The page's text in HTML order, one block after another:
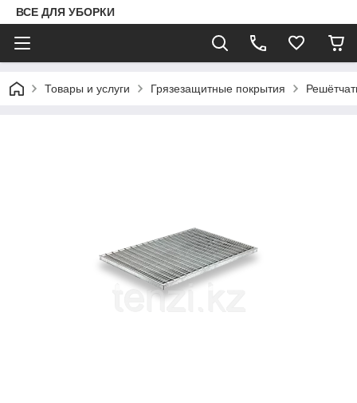
ВСЕ ДЛЯ УБОРКИ
Товары и услуги Грязезащитные покрытия